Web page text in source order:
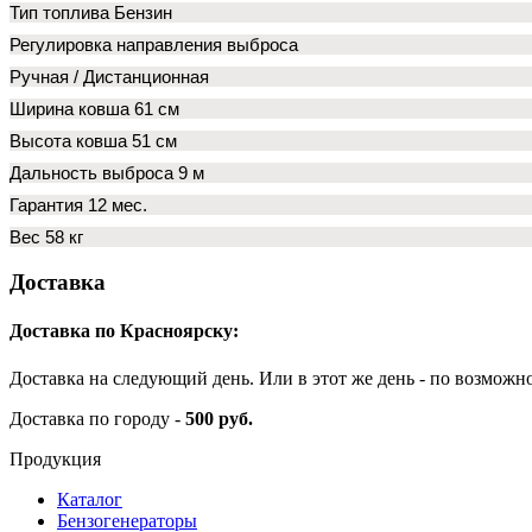
Тип топлива Бензин
Регулировка направления выброса
Ручная / Дистанционная
Ширина ковша 61 см
Высота ковша 51 см
Дальность выброса 9 м
Гарантия 12 мес.
Вес 58 кг
Доставка
Доставка по Красноярску:
Доставка на следующий день. Или в этот же день - по
Доставка по городу - 500 руб.
Продукция
Каталог
Бензогенераторы